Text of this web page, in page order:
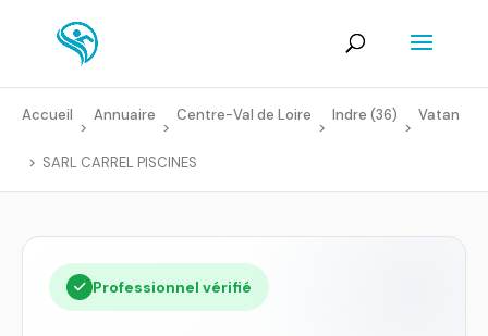
Accueil
>
Annuaire
>
Centre-Val de Loire
>
Indre (36)
>
Vatan
> SARL CARREL PISCINES
Professionnel vérifié